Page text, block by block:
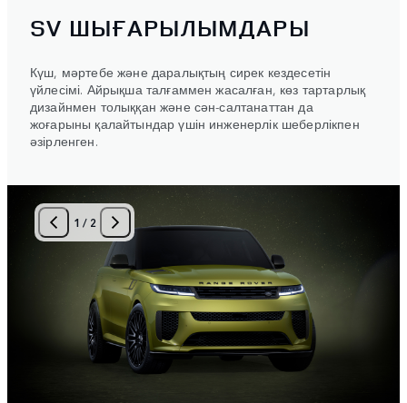
SV ШЫҒАРЫЛЫМДАРЫ
Күш, мәртебе және даралықтың сирек кездесетін
үйлесімі. Айрықша талғаммен жасалған, көз тартарлық
дизайнмен толыққан және сән-салтанаттан да
жоғарыны қалайтындар үшін инженерлік шеберлікпен
әзірленген.
1 / 2